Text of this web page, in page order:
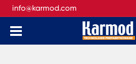
info@karmod.com